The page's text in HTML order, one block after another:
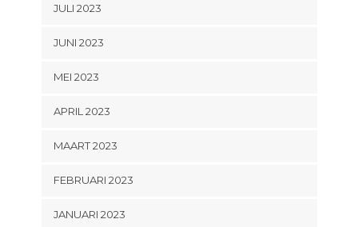
JULI 2023
JUNI 2023
MEI 2023
APRIL 2023
MAART 2023
FEBRUARI 2023
JANUARI 2023